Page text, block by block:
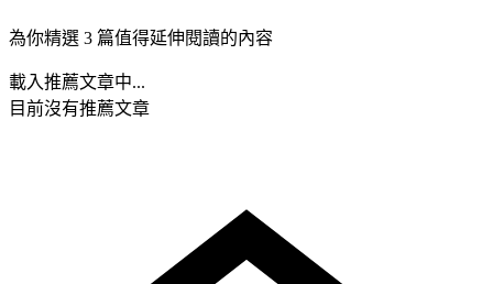
為你精選 3 篇值得延伸閱讀的內容
載入推薦文章中...
目前沒有推薦文章